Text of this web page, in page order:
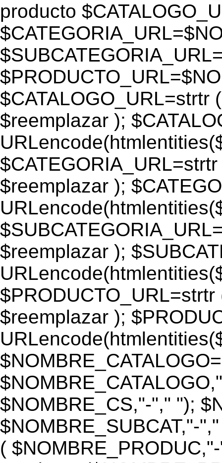
producto
$CATALOGO_URL=strtr
$reemplazar );
$reemplazar );
$reemplazar );
$reemplazar );
$NOMBRE_CS,"-"," ");
$NOMBRE_SUBCAT,"-
(